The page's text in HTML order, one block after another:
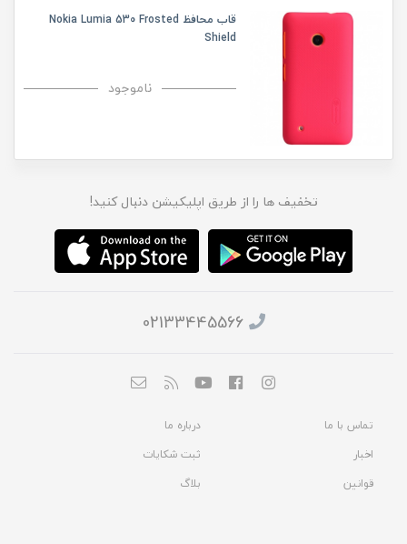
قاب محافظ Nokia Lumia 530 Frosted
Shield
ناموجود
تخفیف ها را از طریق اپلیکیشن دنبال کنید!
02133445566
تماس با ما
درباره ما
اخبار
ثبت شکایات
قوانین
بلاگ